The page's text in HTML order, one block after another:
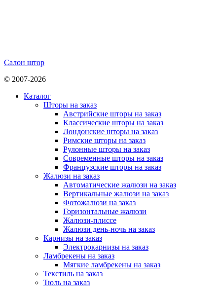
Салон штор
© 2007-2026
Каталог
Шторы на заказ
Австрийские шторы на заказ
Классические шторы на заказ
Лондонские шторы на заказ
Римские шторы на заказ
Рулонные шторы на заказ
Современные шторы на заказ
Французские шторы на заказ
Жалюзи на заказ
Автоматические жалюзи на заказ
Вертикальные жалюзи на заказ
Фотожалюзи на заказ
Горизонтальные жалюзи
Жалюзи-плиссе
Жалюзи день-ночь на заказ
Карнизы на заказ
Электрокарнизы на заказ
Ламбрекены на заказ
Мягкие ламбрекены на заказ
Текстиль на заказ
Тюль на заказ